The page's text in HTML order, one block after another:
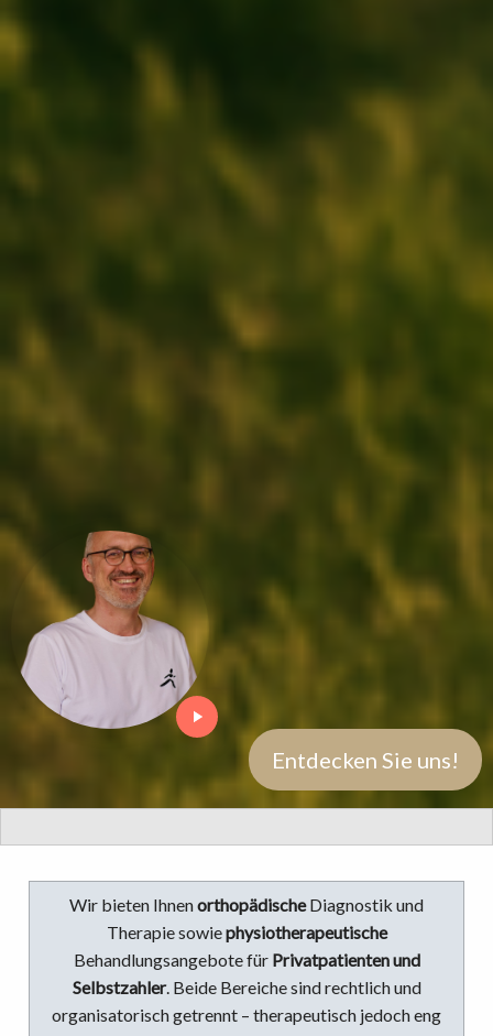
Entdecken Sie uns!
Wir bieten IhnenorthopädischeDiagnostik und
Therapie sowiephysiotherapeutische
Behandlungsangebote für Privatpatienten und
Selbstzahler. Beide Bereiche sind rechtlich und
organisatorisch getrennt – therapeutisch jedoch eng